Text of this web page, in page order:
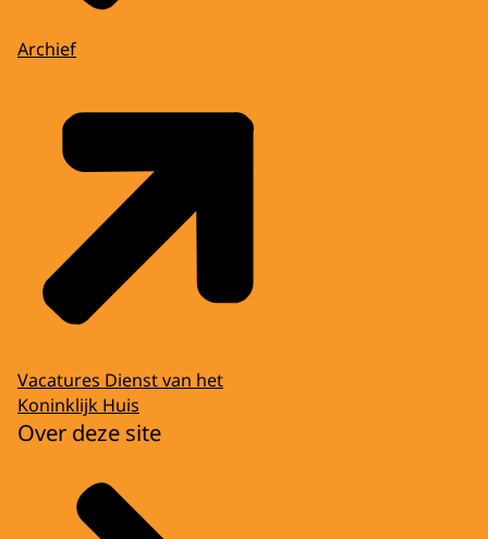
Archief
Vacatures Dienst van het
Koninklijk Huis
Over deze site